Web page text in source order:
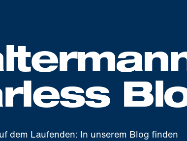
dem Laufenden: In unserem Blog finden